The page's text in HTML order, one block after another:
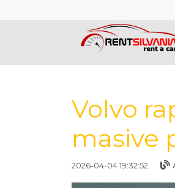
Volvo
masive
2026-04-04 19:32:52